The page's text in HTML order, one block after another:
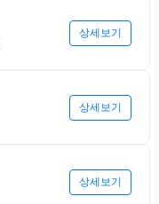
상세보기
상세보기
상세보기